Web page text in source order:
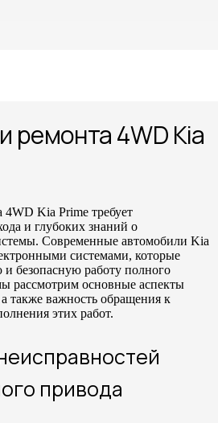
ремонта 4WD Kia
Kia Prime требует
и глубоких знаний о
Современные автомобили Kia
системами, которые
безопасную работу полного
рассмотрим основные аспекты
также важность обращения к
этих работ.
привода